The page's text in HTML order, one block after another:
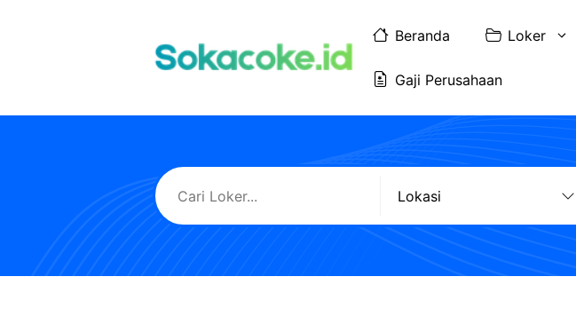
Beranda Loker
Gaji Perusahaan